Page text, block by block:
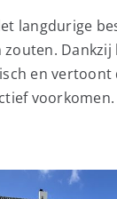
langdurige
en
voorkomen.